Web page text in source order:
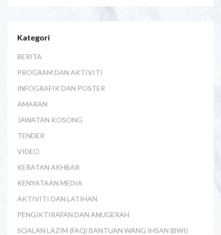
Kategori
BERITA
PROGRAM DAN AKTIVITI
INFOGRAFIK DAN POSTER
AMARAN
JAWATAN KOSONG
TENDER
VIDEO
KERATAN AKHBAR
KENYATAAN MEDIA
AKTIVITI DAN LATIHAN
PENGIKTIRAFAN DAN ANUGERAH
SOALAN LAZIM (FAQ) BANTUAN WANG IHSAN (BWI)